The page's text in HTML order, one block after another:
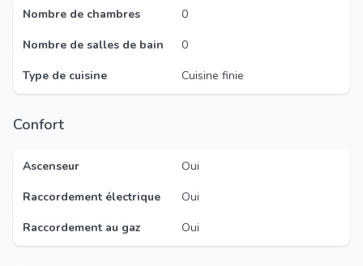
Nombre de chambres
0
Nombre de salles de bain
0
Type de cuisine
Cuisine finie
Confort
Ascenseur
Oui
Raccordement électrique
Oui
Raccordement au gaz
Oui